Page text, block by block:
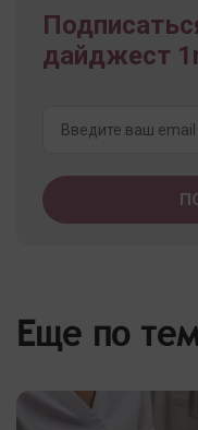
дайджест
Еще по